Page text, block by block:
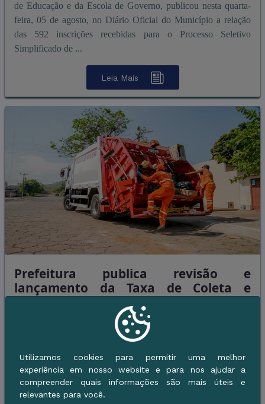
de Educação e da Escola de Governo, publicou nesta quarta-
feira, 05 de agosto, no Diário Oficial do Município a relação
das 592 inscrições recebidas para o Processo Seletivo
Simplificado de ...
Leia Mais
Prefeitura publica revisão e
lançamento da Taxa de Coleta e
Destinação de Resíduos Sólidos
05 de Agosto de 2026 - 08h51 |Administração
agosto, dois editais referentes à Taxa de Coleta, Remoção e
Destinação Final de Resíduos Sólidos em Aterro Controlado. O
primeiro (Edital nº 10/2026) notifica a revisão do lançamen ...
Utilizamos cookies para permitir uma melhor
experiência em nosso website e para nos ajudar a
compreender quais informações são mais úteis e
relevantes para você.